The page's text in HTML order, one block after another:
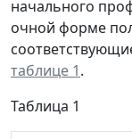
начального
очной форме
таблице 1.
Таблица 1